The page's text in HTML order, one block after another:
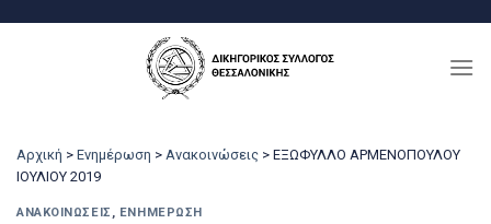
Αρχική > Ενημέρωση > Ανακοινώσεις > ΕΞΩΦΥΛΛΟ ΑΡΜΕΝΟΠΟΥΛΟΥ
ΙΟΥΛΙΟΥ 2019
ΑΝΑΚΟΙΝΏΣΕΙΣ , ΕΝΗΜΈΡΩΣΗ